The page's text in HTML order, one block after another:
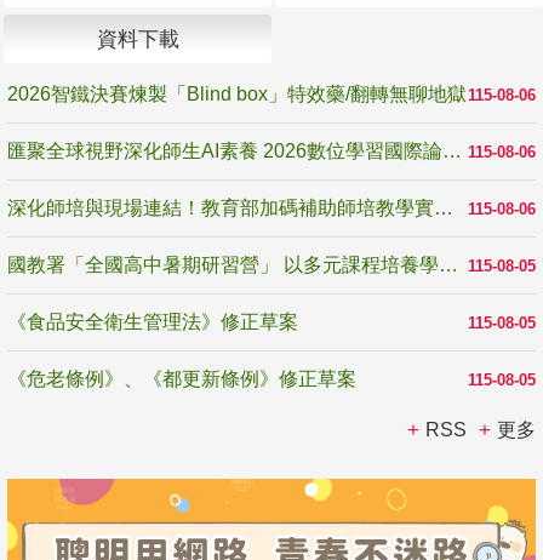
資料下載
115-08-06
2026智鐵決賽煉製「Blind box」特效藥/翻轉無聊地獄
115-08-06
匯聚全球視野深化師生AI素養 2026數位學習國際論壇高雄登場
115-08-06
深化師培與現場連結！教育部加碼補助師培教學實踐研究 10月師培國際研討會交流教學實踐經驗
115-08-05
國教署「全國高中暑期研習營」 以多元課程培養學生瞭解誠信專業與倫理價值
115-08-05
《食品安全衛生管理法》修正草案
115-08-05
《危老條例》、《都更新條例》修正草案
RSS 更多